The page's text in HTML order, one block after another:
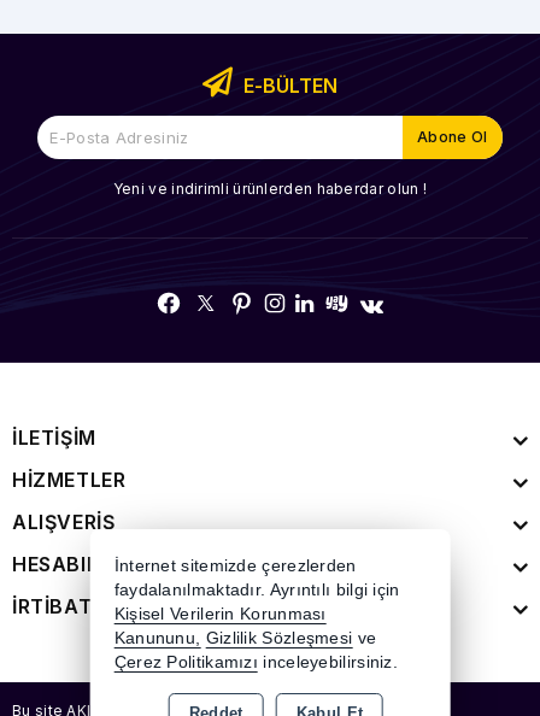
E-BÜLTEN
Yeni ve indirimli ürünlerden haberdar olun !
İLETİŞİM
HİZMETLER
ALIŞVERİŞ
HESABIM
İRTİBAT
Bu site AKINSOFT E-Ticaret ile hazırlanmıştır.
İnternet sitemizde çerezlerden
faydalanılmaktadır. Ayrıntılı bilgi için
Kişisel Verilerin Korunması
Kanununu, Gizlilik Sözleşmesi ve
Çerez Politikamızı inceleyebilirsiniz.